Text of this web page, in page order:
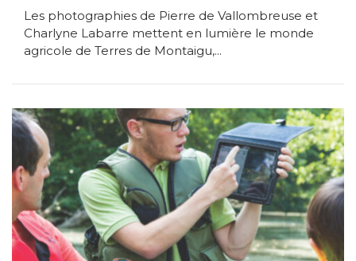
Les photographies de Pierre de Vallombreuse et
Charlyne Labarre mettent en lumière le monde
agricole de Terres de Montaigu,...